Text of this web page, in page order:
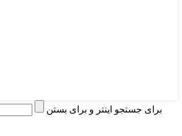
برای جستجو اینتر و برای بستن